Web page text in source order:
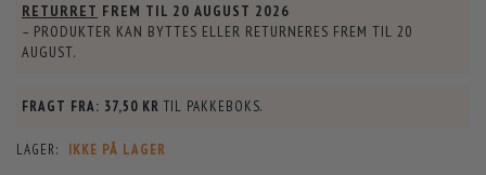
RETURRET FREM TIL 20 AUGUST 2026
– PRODUKTER KAN BYTTES ELLER RETURNERES FREM TIL 20
AUGUST.
FRAGT FRA: 37,50 KR TIL PAKKEBOKS.
LAGER: IKKE PÅ LAGER